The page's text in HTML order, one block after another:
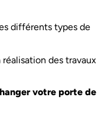
différents types de
des travaux
votre porte de